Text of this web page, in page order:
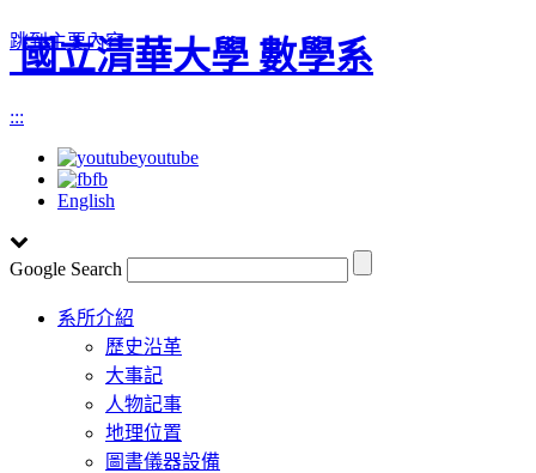
跳到主要內容
國立清華大學 數學系
:::
youtube
fb
English
Google Search
Toggle
navigation
系所介紹
歷史沿革
大事記
人物記事
地理位置
圖書儀器設備